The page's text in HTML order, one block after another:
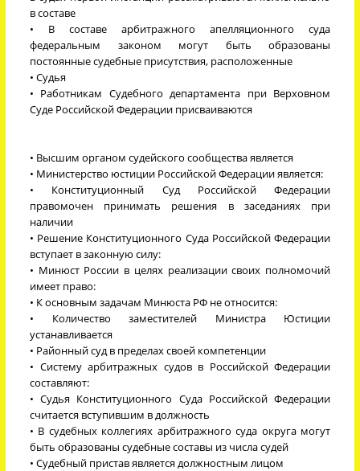
в составе
• В составе арбитражного апелляционного суда
федеральным законом могут быть образованы
постоянные судебные присутствия, расположенные
• Судья
• Работникам Судебного департамента при Верховном
Суде Российской Федерации присваиваются
• Высшим органом судейского сообщества является
• Министерство юстиции Российской Федерации является:
• Конституционный Суд Российской Федерации
правомочен принимать решения в заседаниях при
наличии
• Решение Конституционного Суда Российской Федерации
вступает в законную силу:
• Минюст России в целях реализации своих полномочий
имеет право:
• К основным задачам Минюста РФ не относится:
• Количество заместителей Министра Юстиции
устанавливается
• Районный суд в пределах своей компетенции
• Систему арбитражных судов в Российской Федерации
составляют:
• Судья Конституционного Суда Российской Федерации
считается вступившим в должность
• В судебных коллегиях арбитражного суда округа могут
быть образованы судебные составы из числа судей
• Судебный пристав является должностным лицом